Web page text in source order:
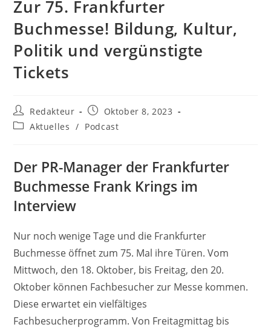
Zur 75. Frankfurter
Buchmesse! Bildung, Kultur,
Politik und vergünstigte
Tickets
Beitrags-
Autor:
Redakteur
Beitrag
veröffentlicht:
Oktober 8, 2023
Beitrags-
Aktuelles / Podcast
Der PR-Manager der Frankfurter
Buchmesse Frank Krings im
Interview
Nur noch wenige Tage und die Frankfurter
Buchmesse öffnet zum 75. Mal ihre Türen. Vom
Mittwoch, den 18. Oktober, bis Freitag, den 20.
Oktober können Fachbesucher zur Messe kommen.
Diese erwartet ein vielfältiges
Fachbesucherprogramm. Von Freitagmittag bis